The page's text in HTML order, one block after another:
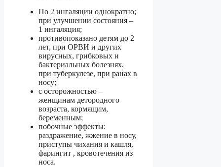
По 2 ингаляции однократно;
при улучшении состояния –
1 ингаляция;
противопоказано детям до 2
лет, при ОРВИ и других
вирусных, грибковых и
бактериальных болезнях,
при туберкулезе, при ранах в
носу;
с осторожностью –
женщинам детородного
возраста, кормящим,
беременным;
побочные эффекты:
раздражение, жжение в носу,
приступы чихания и кашля,
фарингит , кровотечения из
носа.